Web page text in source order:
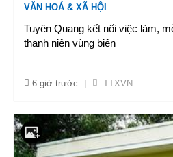
VĂN HOÁ & XÃ HỘI
Tuyên Quang kết nối việc làm,
thanh niên vùng biên
6 giờ trước TTXVN